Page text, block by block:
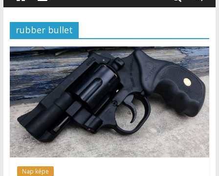
rubber bullet
Nap képe